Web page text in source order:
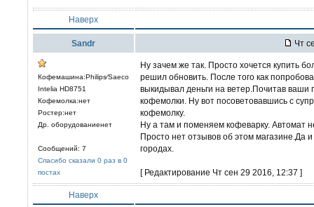
Наверх
Sandr Чт
Кофемашина:Philips⁄Saeco
Intelia HD8751
Кофемолка:нет
Ростер:нет
Др. оборудованиенет
Сообщений: 7
Спасибо сказали 0 раз в 0
постах
Ну зачем же так. Просто хочется купить
решил обновить. После того как
выкидывал деньги на ветер.Почитав ваши
кофемолки. Ну вот посоветовавшись с
кофемолку.
Ну а там и поменяем кофеварку. Автомат
Просто нет отзывов об этом магазине.Да
городах.
[ Редактирование Чт сен 29 2016, 12:37 ]
Наверх